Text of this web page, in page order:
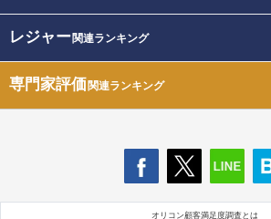
レジャー関連ランキング
専門家評価関連ランキング
オリコン顧客満足度調査とは